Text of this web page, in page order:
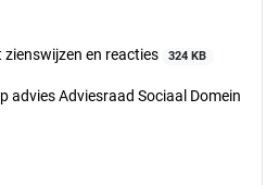
zienswijzen en reacties 324 KB
advies Adviesraad Sociaal Domein